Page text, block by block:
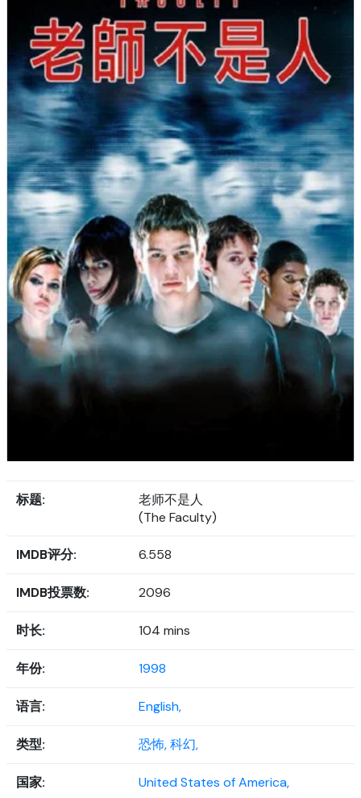
标题:
老师不是人
(The Faculty)
IMDB评分: 6.558
IMDB投票数: 2096
时长: 104 mins
年份: 1998
语言: English,
类型: 恐怖,科幻,
国家: United States of America,